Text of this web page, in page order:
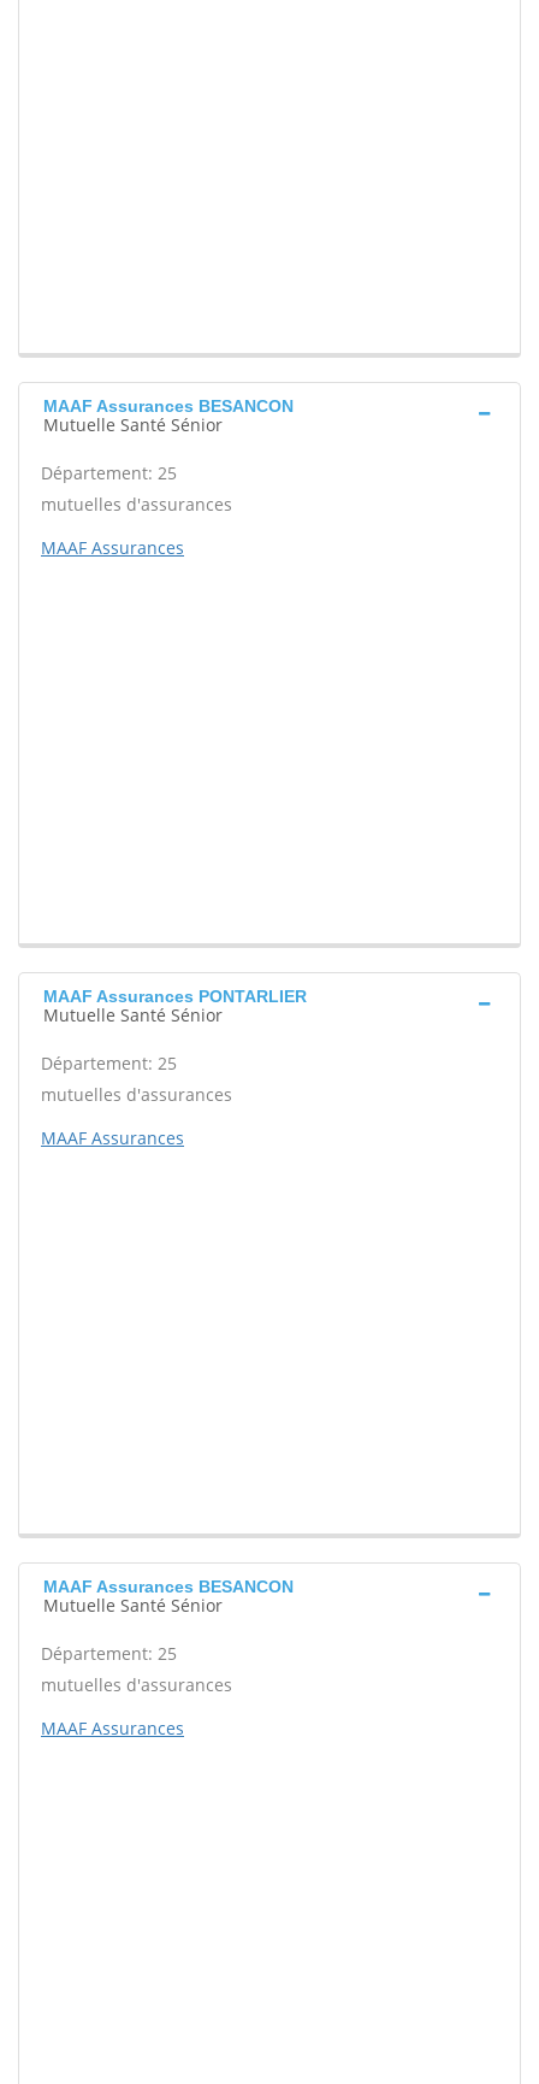
MAAF Assurances BESANCON
Mutuelle Santé Sénior
Département: 25
mutuelles d'assurances
MAAF Assurances
MAAF Assurances PONTARLIER
Mutuelle Santé Sénior
Département: 25
mutuelles d'assurances
MAAF Assurances
MAAF Assurances BESANCON
Mutuelle Santé Sénior
Département: 25
mutuelles d'assurances
MAAF Assurances